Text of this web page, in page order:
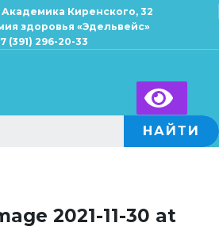
Киренского, 32
здоровья «Эдельвейс»
(391) 296-20-33
НАЙТИ
2021-11-30 at
×